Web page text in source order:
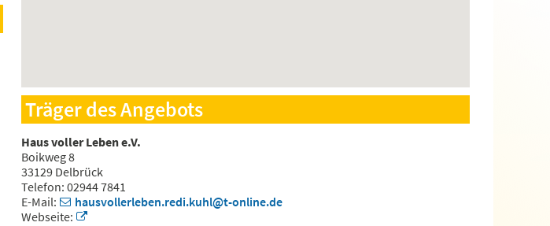
Träger des Angebots
Haus voller Leben e.V.
Boikweg 8
33129 Delbrück
Telefon: 02944 7841
E-Mail:
hausvollerleben.redi.kuhl@t-online.de
Webseite: